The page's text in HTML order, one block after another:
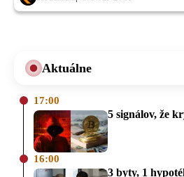
Aktuálne
17:00
5 signálov, že
16:00
3 byty, 1